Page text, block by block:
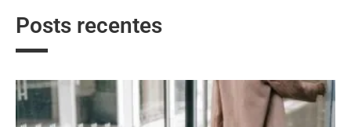
Posts recentes